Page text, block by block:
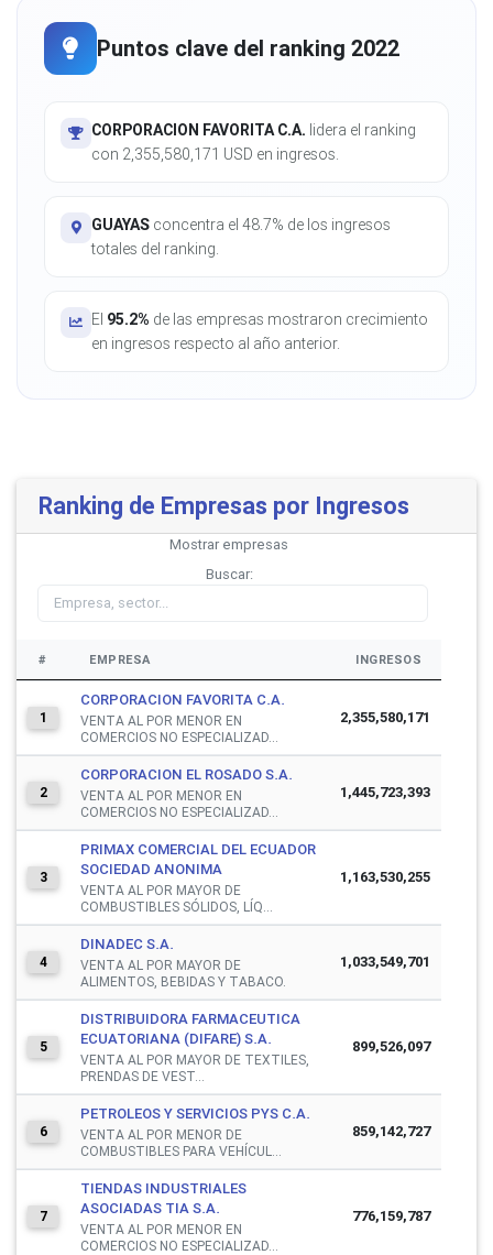
Puntos clave del ranking 2022
CORPORACION FAVORITA C.A. lidera el ranking
con 2,355,580,171 USD en ingresos.
GUAYAS concentra el 48.7% de los ingresos
totales del ranking.
El 95.2% de las empresas mostraron crecimiento
en ingresos respecto al año anterior.
Ranking de Empresas por Ingresos
Mostrar empresas
Buscar:
# EMPRESA INGRESOS
1
CORPORACION FAVORITA C.A.
VENTA AL POR MENOR EN
COMERCIOS NO ESPECIALIZAD...
2,355,580,171
2
CORPORACION EL ROSADO S.A.
VENTA AL POR MENOR EN
COMERCIOS NO ESPECIALIZAD...
1,445,723,393
3
PRIMAX COMERCIAL DEL ECUADOR
SOCIEDAD ANONIMA
VENTA AL POR MAYOR DE
COMBUSTIBLES SÓLIDOS, LÍQ...
1,163,530,255
4
DINADEC S.A.
VENTA AL POR MAYOR DE
ALIMENTOS, BEBIDAS Y TABACO.
1,033,549,701
5
DISTRIBUIDORA FARMACEUTICA
ECUATORIANA (DIFARE) S.A.
VENTA AL POR MAYOR DE TEXTILES,
PRENDAS DE VEST...
899,526,097
6
PETROLEOS Y SERVICIOS PYS C.A.
VENTA AL POR MENOR DE
COMBUSTIBLES PARA VEHÍCUL...
859,142,727
7
TIENDAS INDUSTRIALES
ASOCIADAS TIA S.A.
VENTA AL POR MENOR EN
COMERCIOS NO ESPECIALIZAD...
776,159,787